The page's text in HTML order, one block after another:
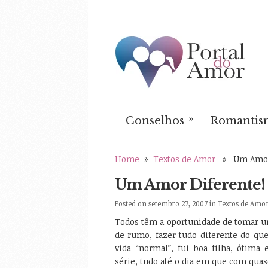
Conselhos »
Home » Textos de Amor » Um
Um Amor Diferente!
Posted on setembro 27, 2007 in Textos de
Todos têm a oportunidade de tomar
de rumo, fazer tudo diferente do
vida “normal”, fui boa filha, ótima
série, tudo até o dia em que com